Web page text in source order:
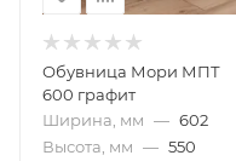
Обувница Мори МПТ
600 графит
Ширина, мм — 602
Высота, мм — 550